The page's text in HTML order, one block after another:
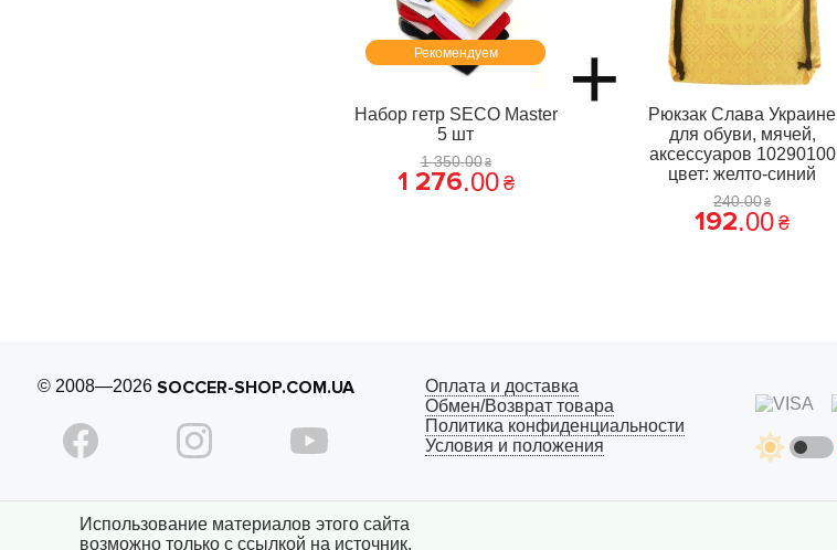
Рекомендуем +
Набор гетр SECO Master
5 шт
1 350.00 ₴
1 276.00 ₴
Рюкзак Слава Украине
для обуви, мячей,
аксессуаров 10290100
цвет: желто-синий
240.00 ₴
192.00 ₴
© 2008—2026 SOCCER-SHOP.COM.UA
Оплата и доставка
Обмен/Возврат товара
Политика конфиденциальности
Условия и положения
Использование материалов этого сайта
возможно только с ссылкой на источник.